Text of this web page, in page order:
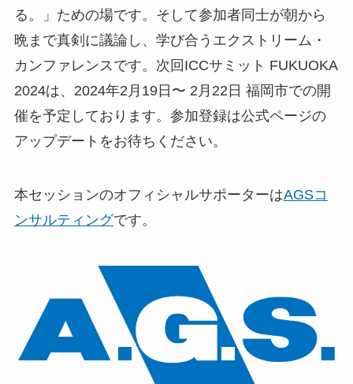
る。」ための場です。そして参加者同士が朝から
晩まで真剣に議論し、学び合うエクストリーム・
カンファレンスです。次回ICCサミット FUKUOKA
2024は、2024年2月19日〜 2月22日 福岡市での開
催を予定しております。参加登録は公式ページの
アップデートをお待ちください。
本セッションのオフィシャルサポーターはAGSコ
ンサルティングです。